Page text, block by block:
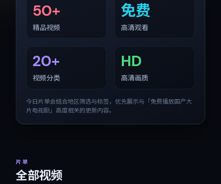
50+
精品视频
免费
高清观看
20+
视频分类
HD
高清画质
今日片单会结合地区筛选与标签，优先展示与「免费播放国产大
片电视剧 」高度相关的更新内容。
片单
全部视频